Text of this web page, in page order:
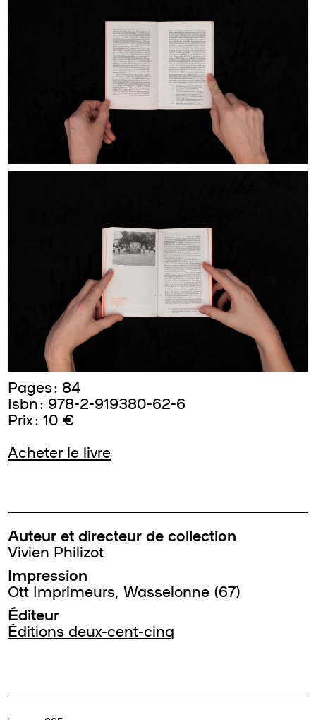
Pages : 84
Isbn : 978-2-919380-62-6
Prix : 10 €
Acheter le livre
Auteur et directeur de collection
Vivien Philizot
Impression
Ott Imprimeurs, Wasselonne (67)
Éditeur
Éditions deux-cent-cinq